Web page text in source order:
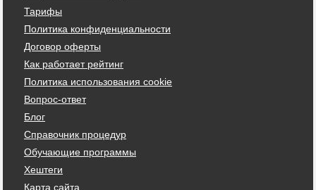
Тарифы
Политика конфиденциальности
Договор оферты
Как работает рейтинг
Политика использования cookie
Вопрос-ответ
Блог
Справочник процедур
Обучающие программы
Хештеги
Карта сайта